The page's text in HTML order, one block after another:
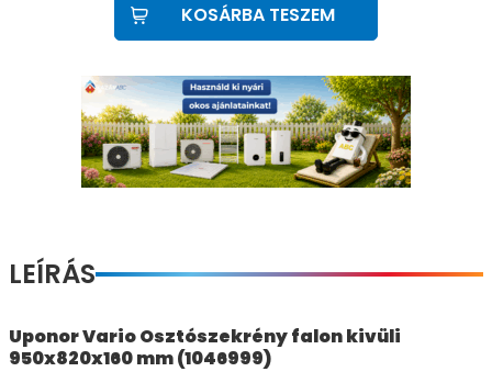
KOSÁRBA TESZEM
LEÍRÁS
Uponor Vario Osztószekrény falon kivüli
950x820x160 mm (1046999)